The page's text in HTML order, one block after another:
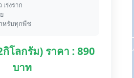
เร่งราก
ำหรับทุกพืช
กิโลกรัม) ราคา : 890
บาท